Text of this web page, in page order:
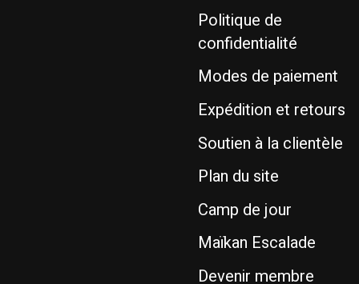
Politique de
confidentialité
Modes de paiement
Expédition et retours
Soutien à la clientèle
Plan du site
Camp de jour
Maïkan Escalade
Devenir membre